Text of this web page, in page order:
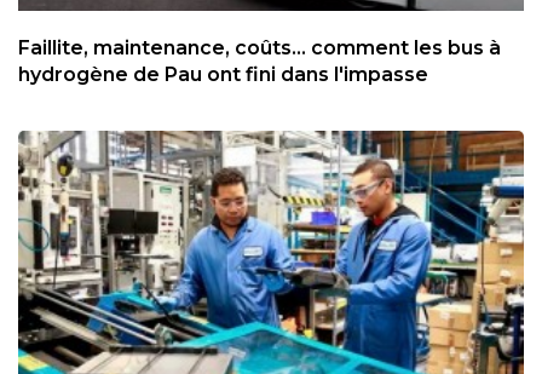
Faillite, maintenance, coûts... comment les bus à
hydrogène de Pau ont fini dans l'impasse